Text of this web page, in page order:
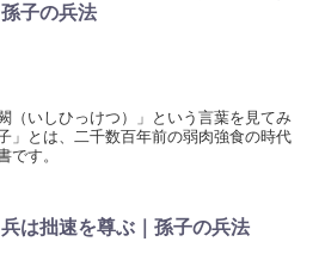
孫子の兵法
（いしひっけつ）」という言葉を見てみ
」とは、二千数百年前の弱肉強食の時代
です。
兵は拙速を尊ぶ｜孫子の兵法